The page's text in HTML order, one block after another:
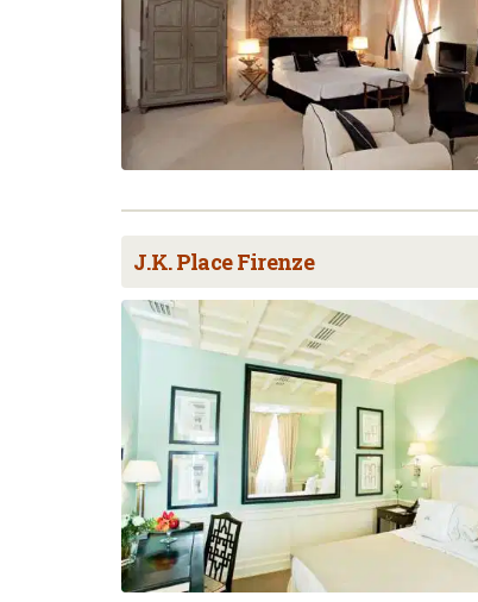
J.K. Place Firenze